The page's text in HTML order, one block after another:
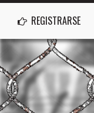
REGISTRARSE